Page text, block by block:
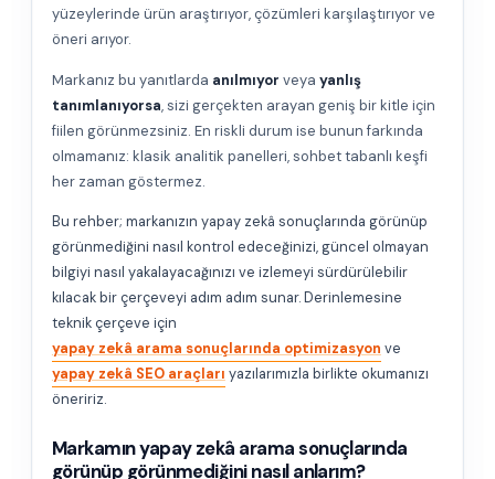
yüzeylerinde ürün araştırıyor, çözümleri karşılaştırıyor ve
öneri arıyor.
Markanız bu yanıtlarda anılmıyor veya yanlış
tanımlanıyorsa, sizi gerçekten arayan geniş bir kitle için
fiilen görünmezsiniz. En riskli durum ise bunun farkında
olmamanız: klasik analitik panelleri, sohbet tabanlı keşfi
her zaman göstermez.
Bu rehber; markanızın yapay zekâ sonuçlarında görünüp
görünmediğini nasıl kontrol edeceğinizi, güncel olmayan
bilgiyi nasıl yakalayacağınızı ve izlemeyi sürdürülebilir
kılacak bir çerçeveyi adım adım sunar. Derinlemesine
teknik çerçeve için
yapay zekâ arama sonuçlarında optimizasyon ve
yapay zekâ SEO araçları yazılarımızla birlikte okumanızı
öneririz.
Markamın yapay zekâ arama sonuçlarında
görünüp görünmediğini nasıl anlarım?